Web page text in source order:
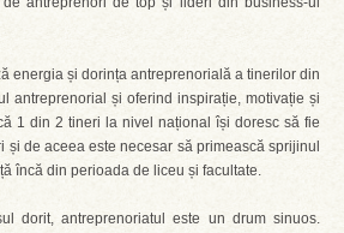
energia și dorința antreprenorială a tinerilor din
antreprenorial și oferind inspirație, motivație și
1 din 2 tineri la nivel național își doresc să fie
și de aceea este necesar să primească sprijinul
încă din perioada de liceu și facultate.
dorit, antreprenoriatul este un drum sinuos.